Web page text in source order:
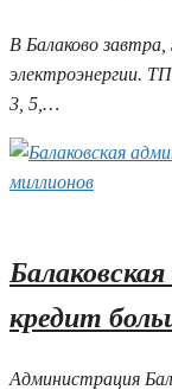
В Балаково
электроэнергии.
3, 5,…
кредит
Администрация